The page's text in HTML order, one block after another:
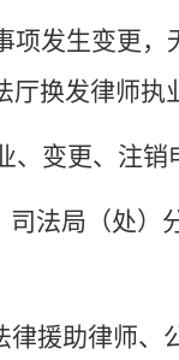
项发生变更
厅换发律师执
、变更、注
司法局（处）
律援助律师、